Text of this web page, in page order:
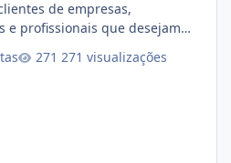
de empresas,
e profissionais que desejam
possui clientes ativos de
271 visualizações